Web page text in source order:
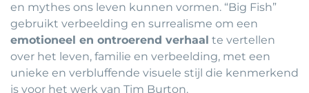
en mythes ons leven kunnen vormen. “Big Fish”
gebruikt verbeelding en surrealisme om een
emotioneel en ontroerend verhaal te vertellen
over het leven, familie en verbeelding, met een
unieke en verbluffende visuele stijl die kenmerkend
is voor het werk van Tim Burton.